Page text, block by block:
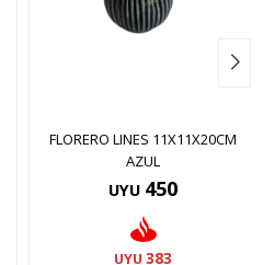
FLORERO LINES 11X11X20CM
AZUL
UYU 450
UYU 383